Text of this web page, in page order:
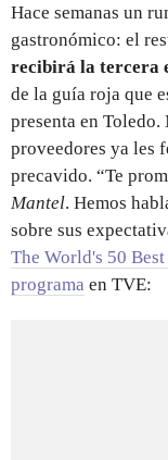
Hace semanas un
gastronómico: el
recibirá la tercera
de la guía roja que
presenta en
proveedores ya les
precavido. “Te
Mantel. Hemos
sobre sus
The World's 50 Best
programa en TVE: